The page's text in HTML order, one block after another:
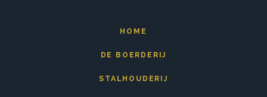
HOME
DE BOERDERIJ
STALHOUDERIJ